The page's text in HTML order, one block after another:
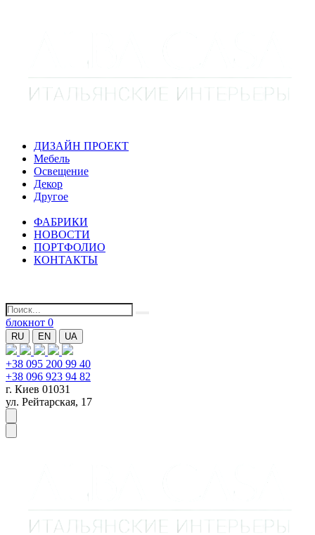
ДИЗАЙН ПРОЕКТ
Мебель
Освещение
Декор
Другое
ФАБРИКИ
НОВОСТИ
ПОРТФОЛИО
КОНТАКТЫ
блокнот 0
RU EN UA
+38 095 200 99 40
+38 096 923 94 82
г. Киев 01031
ул. Рейтарская, 17